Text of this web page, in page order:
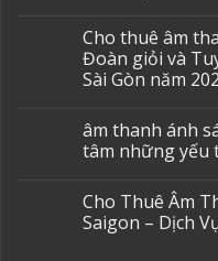
Cho thuê âm
Đoàn giỏi và
Sài Gòn năm
âm thanh ánh
tâm những yếu
Cho Thuê Âm
Saigon – Dịch